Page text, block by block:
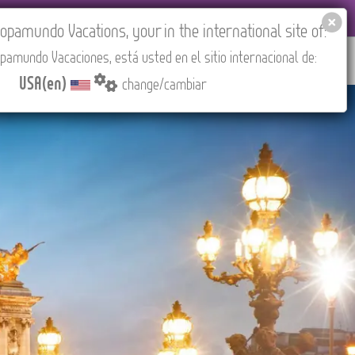
ABOUT US CONTACT Find your Tour
Vacations, your in the international site of:
Vacaciones, está usted en el sitio internacional de:
USA(en) change/cambiar